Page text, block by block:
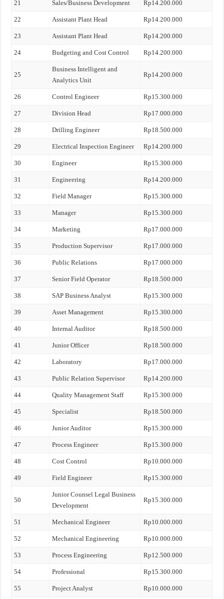
21 Sales/Business Development Rp14.200.000
22 Assistant Plant Head Rp14.200.000
23 Assistant Plant Head Rp14.200.000
24 Budgeting and Cost Control Rp14.200.000
25
Business Intelligent and
Analytics Unit
Rp14.200.000
26 Control Engineer Rp15.300.000
27 Division Head Rp17.000.000
28 Drilling Engineer Rp18.500.000
29 Electrical Inspection Engineer Rp14.200.000
30 Engineer Rp15.300.000
31 Engineering Rp14.200.000
32 Field Manager Rp15.300.000
33 Manager Rp15.300.000
34 Marketing Rp17.000.000
35 Production Supervisor Rp17.000.000
36 Public Relations Rp17.000.000
37 Senior Field Operator Rp18.500.000
38 SAP Business Analyst Rp15.300.000
39 Asset Management Rp15.300.000
40 Internal Auditor Rp18.500.000
41 Junior Officer Rp18.500.000
42 Laboratory Rp17.000.000
43 Public Relation Supervisor Rp14.200.000
44 Quality Management Staff Rp15.300.000
45 Specialist Rp18.500.000
46 Junior Auditor Rp15.300.000
47 Process Engineer Rp15.300.000
48 Cost Control Rp10.000.000
49 Field Engineer Rp15.300.000
50
Junior Counsel Legal Business
Development
Rp15.300.000
51 Mechanical Engineer Rp10.000.000
52 Mechanical Engineering Rp10.000.000
53 Process Engineering Rp12.500.000
54 Professional Rp15.300.000
55 Project Analyst Rp10.000.000